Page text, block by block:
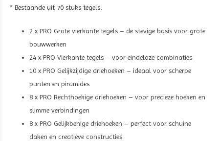
* Bestaande uit 70 stuks tegels:
2 x PRO Grote vierkante tegels – de stevige basis voor grote
bouwwerken
24 x PRO Vierkante tegels – voor eindeloze combinaties
10 x PRO Gelijkzijdige driehoeken – ideaal voor scherpe
punten en piramides
8 x PRO Rechthoekige driehoeken – voor precieze hoeken en
slimme verbindingen
8 x PRO Gelijkbenige driehoeken – perfect voor schuine
daken en creatieve constructies